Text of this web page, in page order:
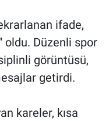
ifade,
oldu. Düzenli spor
görüntüsü,
getirdi.
kareler, kısa